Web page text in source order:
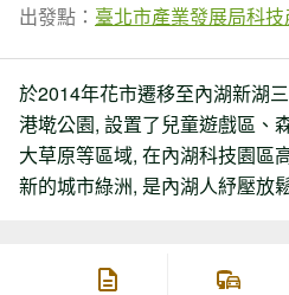
出發點： 臺北市產業發展局科
於2014年花市遷移至內湖新湖
港墘公園, 設置了兒童遊戲區、
大草原等區域, 在內湖科技園區
新的城市綠洲, 是內湖人紓壓放